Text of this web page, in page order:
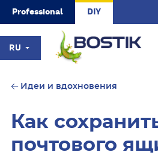
Skip to main content
Professional DIY
RU
Идеи и вдохновения
Как
почтового